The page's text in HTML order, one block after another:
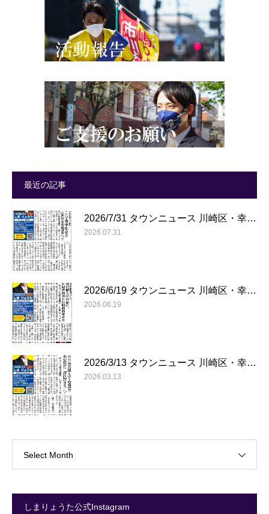
最近の記事
2026/7/31 タウンニュース 川崎区・幸…
2026.07.31
2026/6/19 タウンニュース 川崎区・幸…
2026.06.19
2026/3/13 タウンニュース 川崎区・幸…
2026.03.13
Select Month
しまりょうた公式Instagram